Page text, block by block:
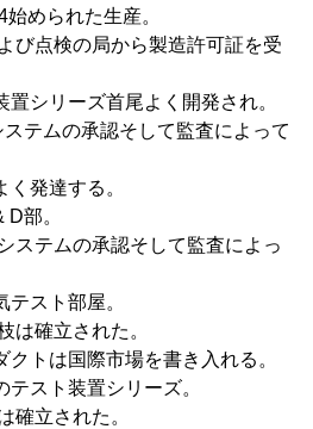
められた生産。
び点検の局から製造許可証を受
シリーズ首尾よく開発され。
テムの承認そして監査によって
発達する。
部。
ステムの承認そして監査によっ
スト部屋。
は確立された。
トは国際市場を書き入れる。
スト装置シリーズ。
確立された。